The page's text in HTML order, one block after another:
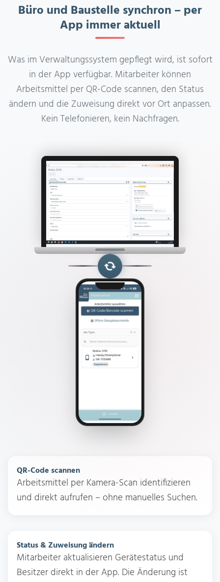
Büro und Baustelle synchron – per
App immer aktuell
Was im Verwaltungssystem gepflegt wird, ist sofort
in der App verfügbar. Mitarbeiter können
Arbeitsmittel per QR-Code scannen, den Status
ändern und die Zuweisung direkt vor Ort anpassen.
Kein Telefonieren, kein Nachfragen.
QR-Code scannen
Arbeitsmittel per Kamera-Scan identifizieren
und direkt aufrufen – ohne manuelles Suchen.
Status & Zuweisung ändern
Mitarbeiter aktualisieren Gerätestatus und
Besitzer direkt in der App. Die Änderung ist